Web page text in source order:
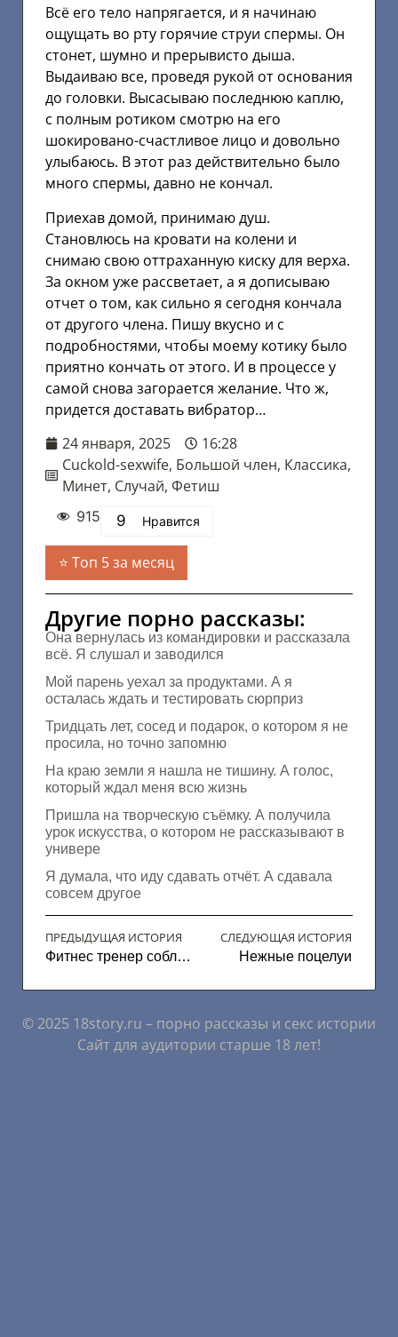
Всё его тело напрягается, и я начинаю
ощущать во рту горячие струи спермы. Он
стонет, шумно и прерывисто дыша.
Выдаиваю все, проведя рукой от основания
до головки. Высасываю последнюю каплю,
с полным ротиком смотрю на его
шокировано-счастливое лицо и довольно
улыбаюсь. В этот раз действительно было
много спермы, давно не кончал.
Приехав домой, принимаю душ.
Становлюсь на кровати на колени и
снимаю свою оттраханную киску для верха.
За окном уже рассветает, а я дописываю
отчет о том, как сильно я сегодня кончала
от другого члена. Пишу вкусно и с
подробностями, чтобы моему котику было
приятно кончать от этого. И в процессе у
самой снова загорается желание. Что ж,
придется доставать вибратор…
24 января, 2025
16:28
Cuckold-sexwife, Большой член, Классика,
Минет, Случай, Фетиш
915 9 Нравится
Топ 5 за месяц
Другие порно рассказы:
Она вернулась из командировки и рассказала
всё. Я слушал и заводился
Мой парень уехал за продуктами. А я
осталась ждать и тестировать сюрприз
Тридцать лет, сосед и подарок, о котором я не
просила, но точно запомню
На краю земли я нашла не тишину. А голос,
который ждал меня всю жизнь
Пришла на творческую съёмку. А получила
урок искусства, о котором не рассказывают в
универе
Я думала, что иду сдавать отчёт. А сдавала
совсем другое
ПРЕДЫДУЩАЯ ИСТОРИЯ
Фитнес тренер соблазнил
СЛЕДУЮЩАЯ ИСТОРИЯ
Нежные поцелуи
© 2025 18story.ru – порно рассказы и секс истории
Сайт для аудитории старше 18 лет!